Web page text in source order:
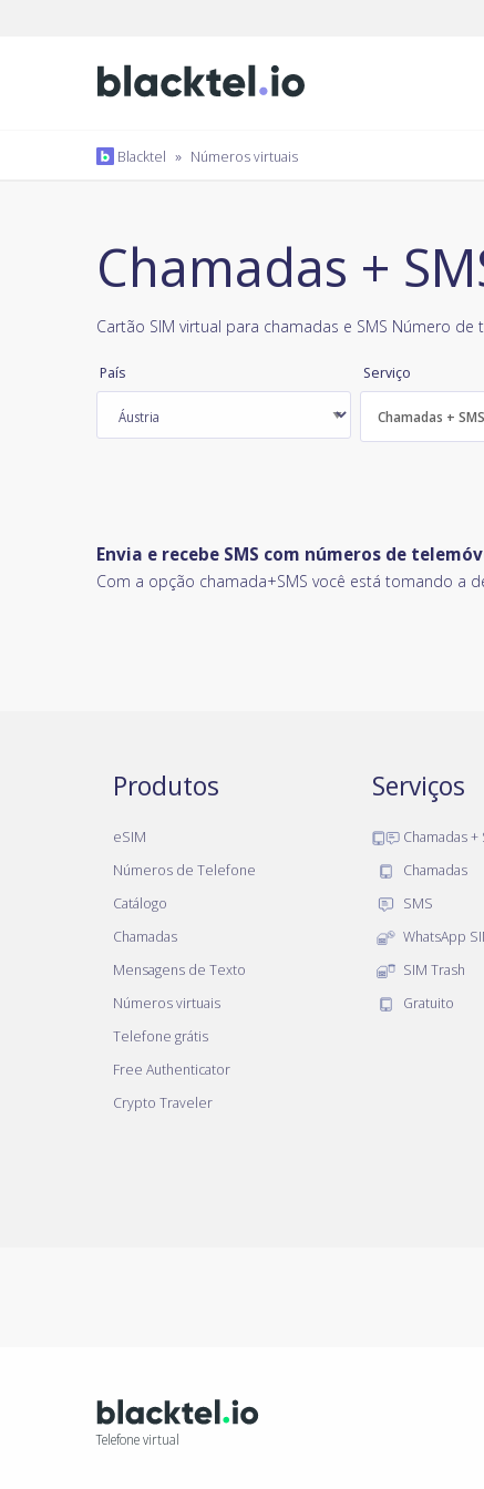
Blacktel » Números virtuais
Chamadas +
Cartão SIM virtual para chamadas e SMS Número de
País Serviço
Chamadas + SMS
Envia e recebe SMS com números de
Com a opção chamada+SMS você está tomando a
Produtos
eSIM
Números de Telefone
Catálogo
Chamadas
Mensagens de Texto
Números virtuais
Telefone grátis
Free Authenticator
Crypto Traveler
Serviços
Chamadas +
Chamadas
SMS
WhatsApp
SIM Trash
Gratuito
Telefone virtual